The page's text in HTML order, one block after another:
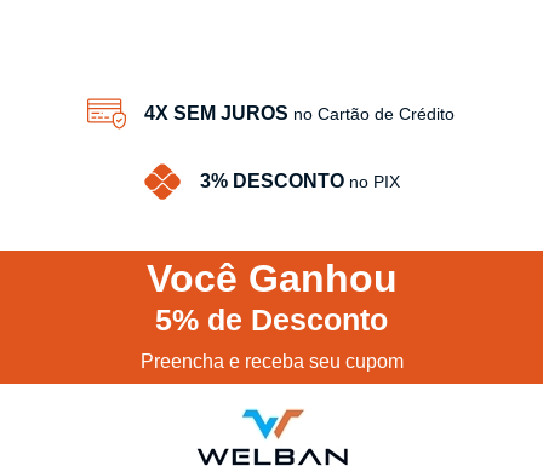
4X SEM JUROS no Cartão de Crédito
3% DESCONTO no PIX
Você Ganhou
5% de Desconto
Preencha e receba seu cupom